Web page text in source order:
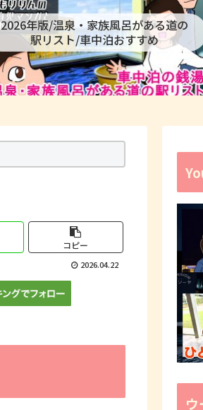
2026年版/温泉・家族風呂がある道の
駅リスト/車中泊おすすめ
コピー
2026.04.22